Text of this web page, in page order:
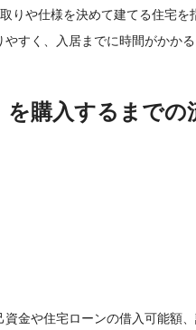
りや仕様を決めて建てる住宅
すく、入居までに時間がかか
を購入するまでの
金や住宅ローンの借入可能額